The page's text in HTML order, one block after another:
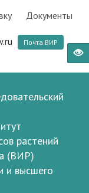
Документы
Почта ВИР
растений
(ВИР)
и высшего